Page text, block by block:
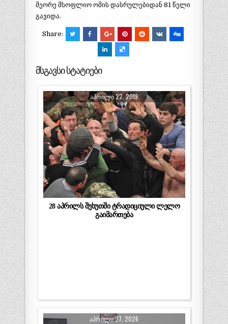
მეორე მსოფლიო ომის დასრულებიდან 81 წელი
გავიდა.
Share:
მსგავსი სტატიები
ᲐᲞᲠᲘᲚᲘ 22, 2019
28 აპრილს შუხუთში ტრადიციული ლელო
გაიმართება
ᲐᲞᲠᲘᲚᲘ 27, 2026